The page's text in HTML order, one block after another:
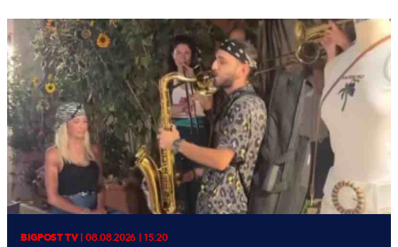
BIGPOST TV|08.08.2026 | 15:20